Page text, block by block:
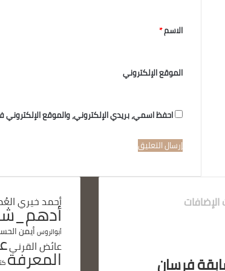
الاسم*
الموقع الإلكتروني
احفظ اسمي، بريدي الإلكتروني، والموقع
أحمد خيري
أبوالروسأيمن
عائض القرني
المعرفة فرسان